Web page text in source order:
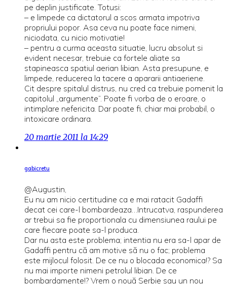
pe deplin justificate. Totusi:
– e limpede ca dictatorul a scos armata impotriva
propriului popor. Asa ceva nu poate face nimeni,
niciodata, cu nicio motivatie!
– pentru a curma aceasta situatie, lucru absolut si
evident necesar, trebuie ca fortele aliate sa
stapineasca spatiul aerian libian. Asta presupune, e
limpede, reducerea la tacere a apararii antiaeriene.
Cit despre spitalul distrus, nu cred ca trebuie pomenit la
capitolul „argumente”. Poate fi vorba de o eroare, o
intimplare nefericita. Dar poate fi, chiar mai probabil, o
intoxicare ordinara.
20 martie 2011 la 14:29
gabicretu
@Augustin,
Eu nu am nicio certitudine ca e mai ratacit Gadaffi
decat cei care-l bombardeaza…Intrucatva, raspunderea
ar trebui sa fie proportionala cu dimensiunea raului pe
care fiecare poate sa-l produca.
Dar nu asta este problema; intentia nu era sa-l apar de
Gadaffi pentru că am motive să nu o fac; problema
este mijlocul folosit. De ce nu o blocada economica!? Sa
nu mai importe nimeni petrolul libian. De ce
bombardamente!? Vrem o nouă Serbie sau un nou